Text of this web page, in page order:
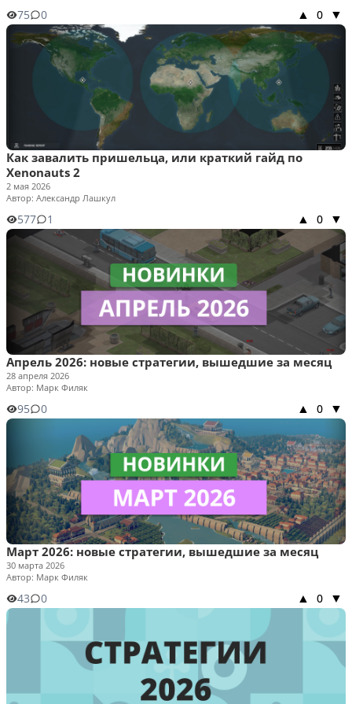
75 0 ▲ 0 ▼
Как завалить пришельца, или краткий гайд по
Xenonauts 2
2 мая 2026
Автор: Александр Лашкул
577 1 ▲ 0 ▼
Апрель 2026: новые стратегии, вышедшие за месяц
28 апреля 2026
Автор: Марк Филяк
95 0 ▲ 0 ▼
Март 2026: новые стратегии, вышедшие за месяц
30 марта 2026
Автор: Марк Филяк
43 0 ▲ 0 ▼